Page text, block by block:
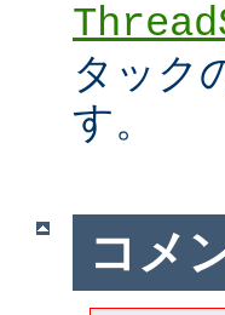
タック
す。
コメ